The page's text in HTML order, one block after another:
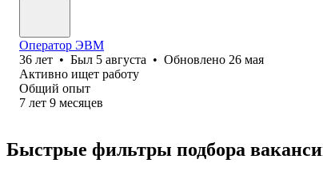
Оператор ЭВМ
36 лет • Был 5 августа • Обновлено 26 мая
Активно ищет работу
Общий опыт
7 лет 9 месяцев
Быстрые фильтры подбора